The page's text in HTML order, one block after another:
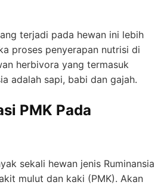
terjadi pada hewan ini lebih
proses penyerapan nutrisi di
herbivora yang termasuk
adalah sapi, babi dan gajah.
PMK Pada
sekali hewan jenis Ruminansia
mulut dan kaki (PMK). Akan